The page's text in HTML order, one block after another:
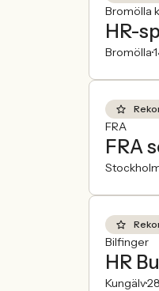
Bromölla
HR-
Bromölla
FRA
FRA
Bilfinger
HR
Kungälv